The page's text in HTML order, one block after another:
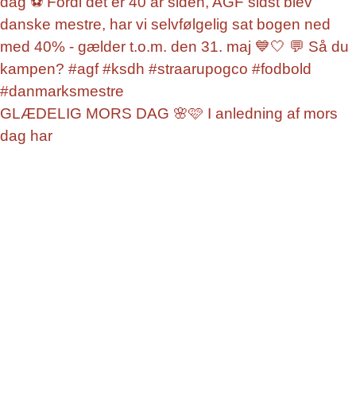
GLÆDELIG MORS DAG 🌸🩷 I anledning af mors
dag har